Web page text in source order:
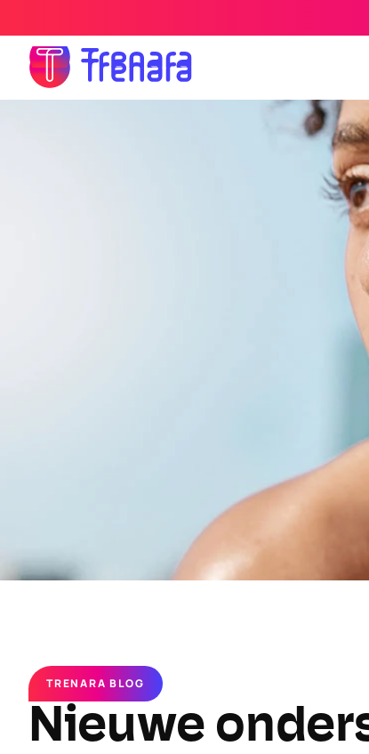
TRENARA BLOG
Nieuwe